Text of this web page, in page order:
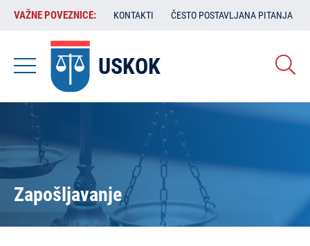
Skoči
sadržaj
VAŽNE
POVEZNICE:
VAŽNE POVEZNICE: KONTAKTI ČESTO POSTAVLJANA PITANJA
USKOK
Zapošljavanje